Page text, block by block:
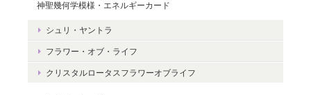
レビューありがとうございます。 ペット
さんとの絆をいつも感じていただけると
嬉しいです。＾＾
神聖幾何学模様・エネルギーカード
シュリ・ヤントラ
フラワー・オブ・ライフ
クリスタルロータスフラワーオブライフ